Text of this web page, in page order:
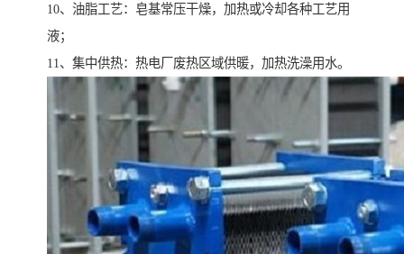
10、油脂工艺：皂基常压干燥，加热或冷却各种工艺用
液；
11、集中供热：热电厂废热区域供暖，加热洗澡用水。